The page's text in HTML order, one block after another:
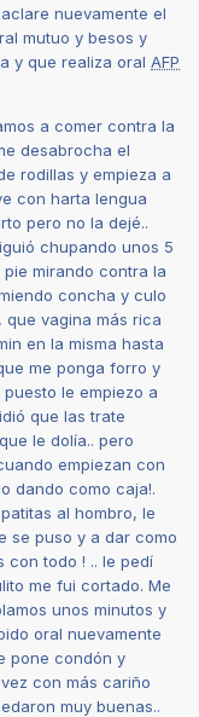
nuevamente el
mutuo y besos y
y que realiza oral AFP
a comer contra la
desabrocha el
rodillas y empieza a
con harta lengua
pero no la dejé..
chupando unos 5
mirando contra la
concha y culo
vagina más rica
en la misma hasta
me ponga forro y
le empiezo a
que las trate
le dolía.. pero
empiezan con
dando como caja!.
al hombro, le
se puso y a dar como
con todo ! .. le pedí
me fui cortado. Me
unos minutos y
oral nuevamente
pone condón y
con más cariño
muy buenas..